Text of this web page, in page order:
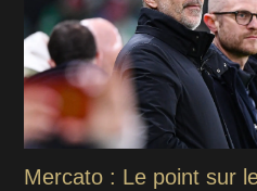
Mercato : Le point sur